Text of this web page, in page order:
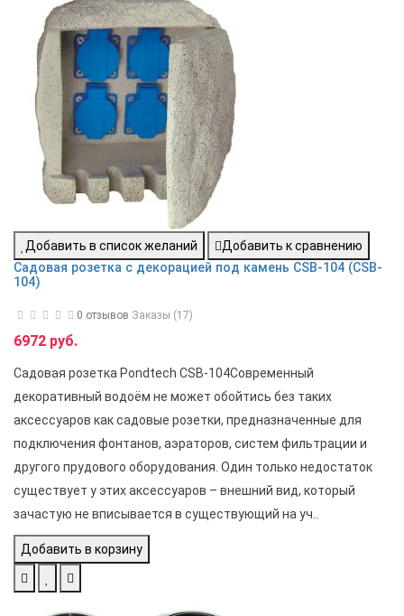
Добавить в список желаний
Добавить к сравнению
Садовая розетка с декорацией под камень CSB-104 (CSB-
104)
0 отзывов Заказы (17)
6972 руб.
Садовая розетка Pondtech CSB-104Современный
декоративный водоём не может обойтись без таких
аксессуаров как садовые розетки, предназначенные для
подключения фонтанов, аэраторов, систем фильтрации и
другого прудового оборудования. Один только недостаток
существует у этих аксессуаров – внешний вид, который
зачастую не вписывается в существующий на уч..
Добавить в корзину